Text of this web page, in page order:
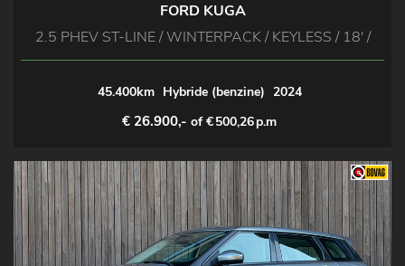
FORD KUGA
2.5 PHEV ST-LINE / WINTERPACK / KEYLESS / 18' /
45.400km Hybride (benzine) 2024
€ 26.900,- of €500,26p.m